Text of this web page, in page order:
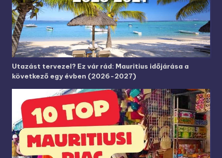
Utazást tervezel? Ez vár rád: Mauritius időjárása a
következő egy évben (2026-2027)